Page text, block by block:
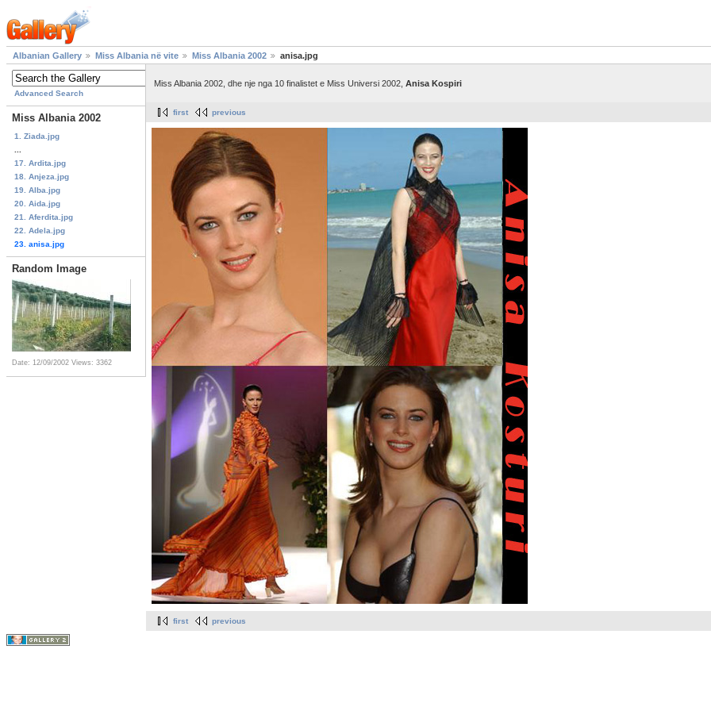
Albanian Gallery Miss Albania në vite Miss Albania 2002 anisa.jpg
Advanced Search
Miss Albania 2002
1. Ziada.jpg
17. Ardita.jpg
18. Anjeza.jpg
19. Alba.jpg
20. Aida.jpg
21. Aferdita.jpg
22. Adela.jpg
23. anisa.jpg
Random Image
Date: 12/09/2002 Views: 3362
Miss Albania 2002, dhe nje nga 10 finalistet e Miss Universi 2002, Anisa Kospiri
first previous
first previous